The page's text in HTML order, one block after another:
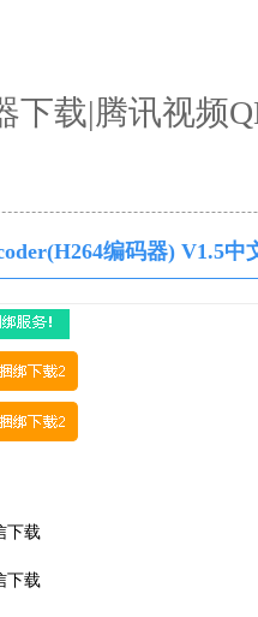
下载|腾讯视频
编码器) V1.5中
下载
下载